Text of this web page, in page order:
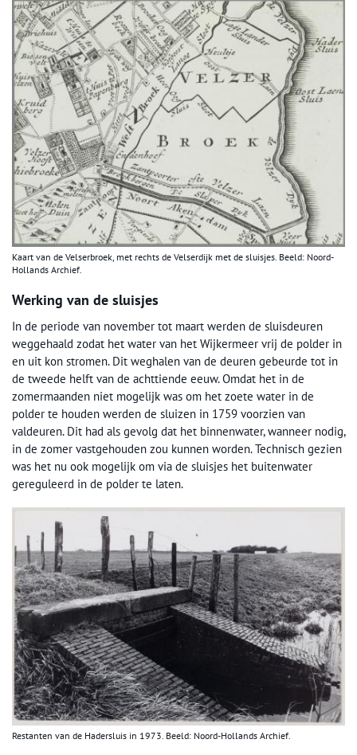
Kaart van de Velserbroek, met rechts de Velserdijk met de sluisjes. Beeld: Noord-
Hollands Archief.
Werking van de sluisjes
In de periode van november tot maart werden de sluisdeuren
weggehaald zodat het water van het Wijkermeer vrij de polder in
en uit kon stromen. Dit weghalen van de deuren gebeurde tot in
de tweede helft van de achttiende eeuw. Omdat het in de
zomermaanden niet mogelijk was om het zoete water in de
polder te houden werden de sluizen in 1759 voorzien van
valdeuren. Dit had als gevolg dat het binnenwater, wanneer nodig,
in de zomer vastgehouden zou kunnen worden. Technisch gezien
was het nu ook mogelijk om via de sluisjes het buitenwater
gereguleerd in de polder te laten.
Restanten van de Hadersluis in 1973. Beeld: Noord-Hollands Archief.